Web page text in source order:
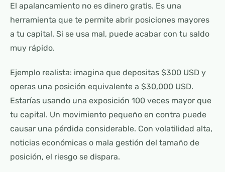
El apalancamiento no es dinero gratis. Es una
herramienta que te permite abrir posiciones mayores
a tu capital. Si se usa mal, puede acabar con tu saldo
muy rápido.
Ejemplo realista: imagina que depositas $300 USD y
operas una posición equivalente a $30,000 USD.
Estarías usando una exposición 100 veces mayor que
tu capital. Un movimiento pequeño en contra puede
causar una pérdida considerable. Con volatilidad alta,
noticias económicas o mala gestión del tamaño de
posición, el riesgo se dispara.